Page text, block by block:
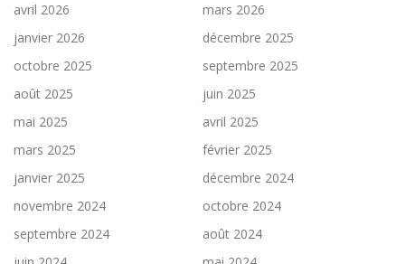
avril 2026
mars 2026
janvier 2026
décembre 2025
octobre 2025
septembre 2025
août 2025
juin 2025
mai 2025
avril 2025
mars 2025
février 2025
janvier 2025
décembre 2024
novembre 2024
octobre 2024
septembre 2024
août 2024